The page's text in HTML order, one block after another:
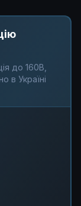
до 160В,
в Україні